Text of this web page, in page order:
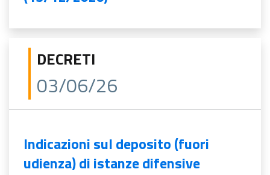
DECRETI
03/06/26
Indicazioni sul deposito (fuori
udienza) di istanze difensive